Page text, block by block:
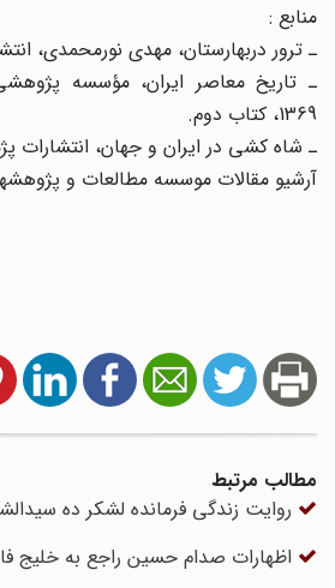
منابع :
ـ ترور دربهارستان، مهدی نورمحمدی،
ـ تاریخ معاصر ایران، مؤسسه
1369، کتاب دوم.
ـ شاه کشی در ایران و جهان، انتشارات پژمان،
آرشیو مقالات موسسه مطالعات و
مطالب مرتبط
روایت زندگی فرمانده لشکر ده
اظهارات صدام حسین راجع به خلیج